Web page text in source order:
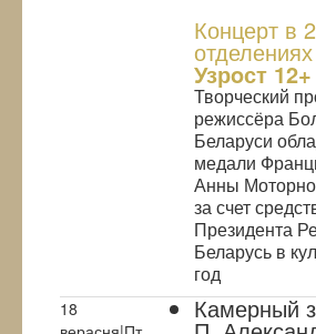
Концерт в 2
отделениях
Узрoст 12+
Творческий
режиссёра
Беларуси
медали
Анны
за счет
Президента
Беларусь в
год
18
Камерный